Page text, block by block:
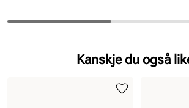
Kanskje du også